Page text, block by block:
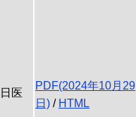
医
PDF(2024年10月29
日) / HTML